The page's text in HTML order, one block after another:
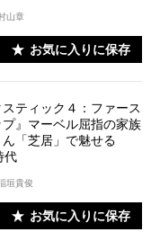
山章
お気に入りに保存
スティック４：ファース
プ』マーベル屈指の家族
「芝居」で魅せる
代
垣貴俊
お気に入りに保存